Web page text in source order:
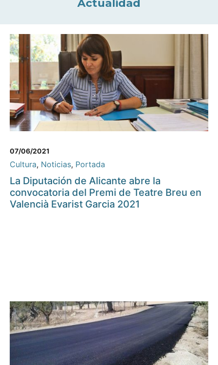
Actualidad
07/06/2021
Cultura, Noticias, Portada
La Diputación de Alicante abre la
convocatoria del Premi de Teatre Breu en
Valencià Evarist Garcia 2021